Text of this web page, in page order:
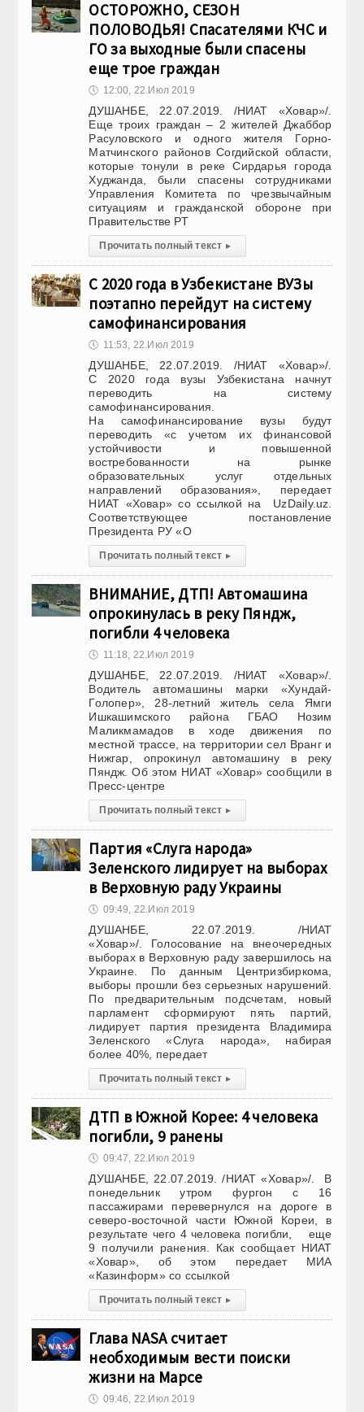
ОСТОРОЖНО, СЕЗОН
ПОЛОВОДЬЯ! Спасателями КЧС и
ГО за выходные были спасены
еще трое граждан
🕔 12:00, 22.Июл 2019
ДУШАНБЕ, 22.07.2019. /НИАТ «Ховар»/.
Еще троих граждан – 2 жителей Джаббор
Расуловского и одного жителя Горно-
Матчинского районов Согдийской области,
которые тонули в реке Сирдарья города
Худжанда, были спасены сотрудниками
Управления Комитета по чрезвычайным
ситуациям и гражданской обороне при
Правительстве РТ
Прочитать полный текст ▸
С 2020 года в Узбекистане ВУЗы
поэтапно перейдут на систему
самофинансирования
🕔 11:53, 22.Июл 2019
ДУШАНБЕ, 22.07.2019. /НИАТ «Ховар»/.
С 2020 года вузы Узбекистана начнут
переводить на систему
самофинансирования.
На самофинансирование вузы будут
переводить «с учетом их финансовой
устойчивости и повышенной
востребованности на рынке
образовательных услуг отдельных
направлений образования», передает
НИАТ «Ховар» со ссылкой на UzDaily.uz.
Соответствующее постановление
Президента РУ «О
Прочитать полный текст ▸
ВНИМАНИЕ, ДТП! Автомашина
опрокинулась в реку Пяндж,
погибли 4 человека
🕔 11:18, 22.Июл 2019
ДУШАНБЕ, 22.07.2019. /НИАТ «Ховар»/.
Водитель автомашины марки «Хундай-
Голопер», 28-летний житель села Ямги
Ишкашимского района ГБАО Нозим
Маликмамадов в ходе движения по
местной трассе, на территории сел Вранг и
Нижгар, опрокинул автомашину в реку
Пяндж. Об этом НИАТ «Ховар» сообщили в
Пресс-центре
Прочитать полный текст ▸
Партия «Слуга народа»
Зеленского лидирует на выборах
в Верховную раду Украины
🕔 09:49, 22.Июл 2019
ДУШАНБЕ, 22.07.2019. /НИАТ
«Ховар»/. Голосование на внеочередных
выборах в Верховную раду завершилось на
Украине. По данным Центризбиркома,
выборы прошли без серьезных нарушений.
По предварительным подсчетам, новый
парламент сформируют пять партий,
лидирует партия президента Владимира
Зеленского «Слуга народа», набирая
более 40%, передает
Прочитать полный текст ▸
ДТП в Южной Корее: 4 человека
погибли, 9 ранены
🕔 09:47, 22.Июл 2019
ДУШАНБЕ, 22.07.2019. /НИАТ «Ховар»/. В
понедельник утром фургон с 16
пассажирами перевернулся на дороге в
северо-восточной части Южной Кореи, в
результате чего 4 человека погибли, еще
9 получили ранения. Как сообщает НИАТ
«Ховар», об этом передает МИА
«Казинформ» со ссылкой
Прочитать полный текст ▸
Глава NASA считает
необходимым вести поиски
жизни на Марсе
🕔 09:46, 22.Июл 2019